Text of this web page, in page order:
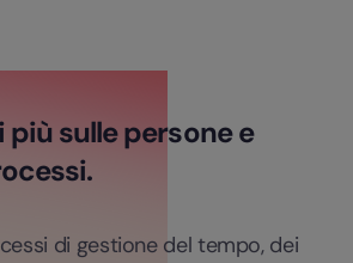
sulle persone e
di gestione del tempo, dei